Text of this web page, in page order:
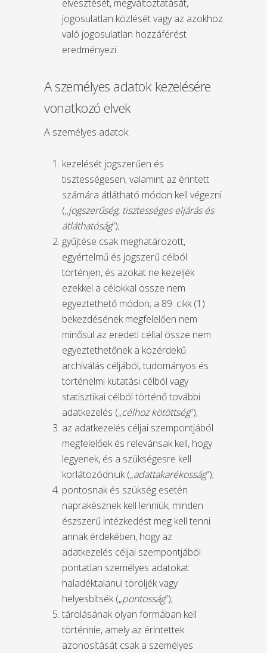
elvesztését, megváltoztatását,
jogosulatlan közlését vagy az azokhoz
való jogosulatlan hozzáférést
eredményezi.
A személyes adatok kezelésére
vonatkozó elvek
A személyes adatok:
kezelését jogszerűen és
tisztességesen, valamint az érintett
számára átlátható módon kell végezni
(„jogszerűség, tisztességes eljárás és
átláthatóság”);
gyűjtése csak meghatározott,
egyértelmű és jogszerű célból
történjen, és azokat ne kezeljék
ezekkel a célokkal össze nem
egyeztethető módon; a 89. cikk (1)
bekezdésének megfelelően nem
minősül az eredeti céllal össze nem
egyeztethetőnek a közérdekű
archiválás céljából, tudományos és
történelmi kutatási célból vagy
statisztikai célból történő további
adatkezelés („célhoz kötöttség”);
az adatkezelés céljai szempontjából
megfelelőek és relevánsak kell, hogy
legyenek, és a szükségesre kell
korlátozódniuk („adattakarékosság”);
pontosnak és szükség esetén
naprakésznek kell lenniük; minden
észszerű intézkedést meg kell tenni
annak érdekében, hogy az
adatkezelés céljai szempontjából
pontatlan személyes adatokat
haladéktalanul töröljék vagy
helyesbítsék („pontosság”);
tárolásának olyan formában kell
történnie, amely az érintettek
azonosítását csak a személyes